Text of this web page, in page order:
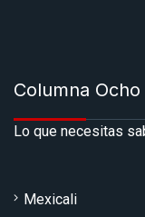
Columna Ocho
Lo que necesitas
Mexicali